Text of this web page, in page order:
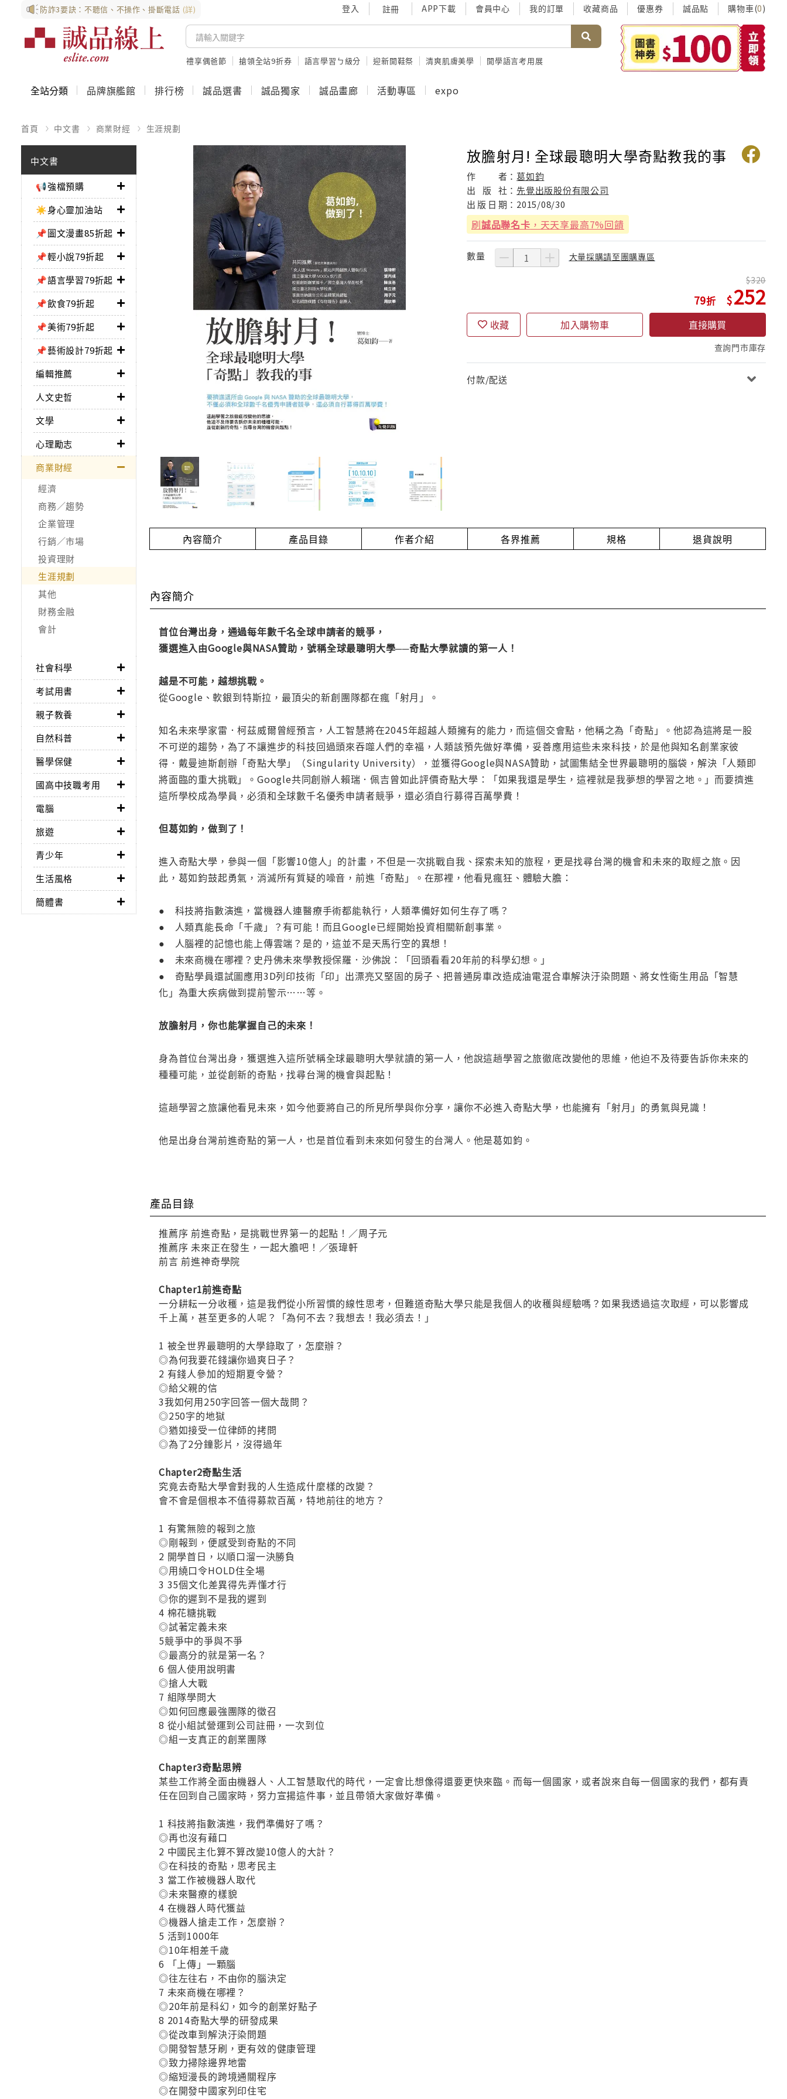
防詐3要訣：不聽信、不操作、掛斷電話 (詳) 登入 註冊 APP下載 會員中心 我的訂單 收藏商品 優惠券 誠品點 購物車(0)
禮享偶爸節 搶領全站9折券 語言學習ㄅ級分 迎新開鞋祭 清爽肌膚美學 開學語言考用展
全站分類 品牌旗艦館 排行榜 誠品選書 誠品獨家 誠品畫廊 活動專區 expo
首頁 中文書 商業財經 生涯規劃
中文書
📢強檔預購
☀️身心靈加油站
📌圖文漫畫85折起
📌輕小說79折起
📌語言學習79折起
📌飲食79折起
📌美術79折起
📌藝術設計79折起
編輯推薦
人文史哲
文學
心理勵志
商業財經
經濟
商務／趨勢
企業管理
行銷／市場
投資理財
生涯規劃
其他
財務金融
會計
社會科學
考試用書
親子教養
自然科普
醫學保健
國高中技職考用
電腦
旅遊
青少年
生活風格
簡體書
放膽射月! 全球最聰明大學奇點教我的事
作 者：葛如鈞
出
版 社： 先覺出版股份有限公司
出 版 日 期： 2015/08/30
刷誠品聯名卡 ，天天享最高7%回饋
數量 大量採購請至團購專區
79
320
252
收藏 加入購物車 直接購買
查詢門市庫存
付款/配送
內容簡介 產品目錄 作者介紹 各界推薦 規格 退貨說明
內容簡介
首位台灣出身，通過每年數千名全球申請者的競爭，
獲選進入由Google與NASA贊助，號稱全球最聰明大學──奇點大學就讀的第一人！
越是不可能，越想挑戰。
從Google、軟銀到特斯拉，最頂尖的新創團隊都在瘋「射月」。
知名未來學家雷．柯茲威爾曾經預言，人工智慧將在2045年超越人類擁有的能力，而這個交會點，他稱之為「奇點」。他認為這將是一股
不可逆的趨勢，為了不讓進步的科技回過頭來吞噬人們的幸福，人類該預先做好準備，妥善應用這些未來科技，於是他與知名創業家彼
得．戴曼迪斯創辦「奇點大學」（Singularity University），並獲得Google與NASA贊助，試圖集結全世界最聰明的腦袋，解決「人類即
將面臨的重大挑戰」。Google共同創辦人賴瑞．佩吉曾如此評價奇點大學：「如果我還是學生，這裡就是我夢想的學習之地。」而要擠進
這所學校成為學員，必須和全球數千名優秀申請者競爭，還必須自行募得百萬學費！
但葛如鈞，做到了！
進入奇點大學，參與一個「影響10億人」的計畫，不但是一次挑戰自我、探索未知的旅程，更是找尋台灣的機會和未來的取經之旅。因
此，葛如鈞鼓起勇氣，消滅所有質疑的噪音，前進「奇點」。在那裡，他看見瘋狂、體驗大膽：
● 科技將指數演進，當機器人連醫療手術都能執行，人類準備好如何生存了嗎？
● 人類真能長命「千歲」？有可能！而且Google已經開始投資相關新創事業。
● 人腦裡的記憶也能上傳雲端？是的，這並不是天馬行空的異想！
● 未來商機在哪裡？史丹佛未來學教授保羅．沙佛說：「回頭看看20年前的科學幻想。」
● 奇點學員還試圖應用3D列印技術「印」出漂亮又堅固的房子、把普通房車改造成油電混合車解決汙染問題、將女性衛生用品「智慧
化」為重大疾病做到提前警示……等。
放膽射月，你也能掌握自己的未來！
身為首位台灣出身，獲選進入這所號稱全球最聰明大學就讀的第一人，他說這趟學習之旅徹底改變他的思維，他迫不及待要告訴你未來的
種種可能，並從創新的奇點，找尋台灣的機會與起點！
這趟學習之旅讓他看見未來，如今他要將自己的所見所學與你分享，讓你不必進入奇點大學，也能擁有「射月」的勇氣與見識！
他是出身台灣前進奇點的第一人，也是首位看到未來如何發生的台灣人。他是葛如鈞。
產品目錄
推薦序 前進奇點，是挑戰世界第一的起點！／周子元
推薦序 未來正在發生，一起大膽吧！／張瑋軒
前言 前進神奇學院
Chapter1前進奇點
一分耕耘一分收穫，這是我們從小所習慣的線性思考，但難道奇點大學只能是我個人的收穫與經驗嗎？如果我透過這次取經，可以影響成
千上萬，甚至更多的人呢？「為何不去？我想去！我必須去！」
1 被全世界最聰明的大學錄取了，怎麼辦？
◎為何我要花錢讓你過爽日子？
2 有錢人參加的短期夏令營？
◎給父親的信
3我如何用250字回答一個大哉問？
◎250字的地獄
◎猶如接受一位律師的拷問
◎為了2分鐘影片，沒得過年
Chapter2奇點生活
究竟去奇點大學會對我的人生造成什麼樣的改變？
會不會是個根本不值得募款百萬，特地前往的地方？
1 有驚無險的報到之旅
◎剛報到，便感受到奇點的不同
2 開學首日，以順口溜一決勝負
◎用繞口令HOLD住全場
3 35個文化差異得先弄懂才行
◎你的遲到不是我的遲到
4 棉花糖挑戰
◎試著定義未來
5競爭中的爭與不爭
◎最高分的就是第一名？
6 個人使用說明書
◎搶人大戰
7 組隊學問大
◎如何回應最強團隊的徵召
8 從小組試營運到公司註冊，一次到位
◎組一支真正的創業團隊
Chapter3奇點思辨
某些工作將全面由機器人、人工智慧取代的時代，一定會比想像得還要更快來臨。而每一個國家，或者說來自每一個國家的我們，都有責
任在回到自己國家時，努力宣揚這件事，並且帶領大家做好準備。
1 科技將指數演進，我們準備好了嗎？
◎再也沒有藉口
2 中國民主化算不算改變10億人的大計？
◎在科技的奇點，思考民主
3 當工作被機器人取代
◎未來醫療的樣貌
4 在機器人時代獲益
◎機器人搶走工作，怎麼辦？
5 活到1000年
◎10年相差千歲
6 「上傳」一顆腦
◎往左往右，不由你的腦決定
7 未來商機在哪裡？
◎20年前是科幻，如今的創業好點子
8 2014奇點大學的研發成果
◎從改車到解決汙染問題
◎開發智慧牙刷，更有效的健康管理
◎致力掃除邊界地雷
◎縮短漫長的跨境通關程序
◎在開發中國家列印住宅